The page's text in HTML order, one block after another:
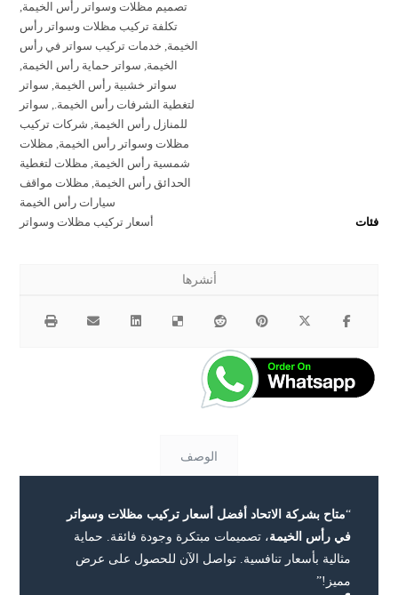
تصميم مظلات وسواتر رأس الخيمة,
تكلفة تركيب مظلات وسواتر رأس
الخيمة, خدمات تركيب سواتر في رأس
الخيمة, سواتر حماية رأس الخيمة,
سواتر خشبية رأس الخيمة, سواتر
لتغطية الشرفات رأس الخيمة., سواتر
للمنازل رأس الخيمة, شركات تركيب
مظلات وسواتر رأس الخيمة, مظلات
شمسية رأس الخيمة, مظلات لتغطية
الحدائق رأس الخيمة, مظلات مواقف
سيارات رأس الخيمة
فئات
أسعار تركيب مظلات وسواتر
الوصف
“متاح بشركة الاتحاد أفضل أسعار تركيب مظلات وسواتر
في رأس الخيمة، تصميمات مبتكرة وجودة فائقة. حماية
مثالية بأسعار تنافسية. تواصل الآن للحصول على عرض
مميز!”